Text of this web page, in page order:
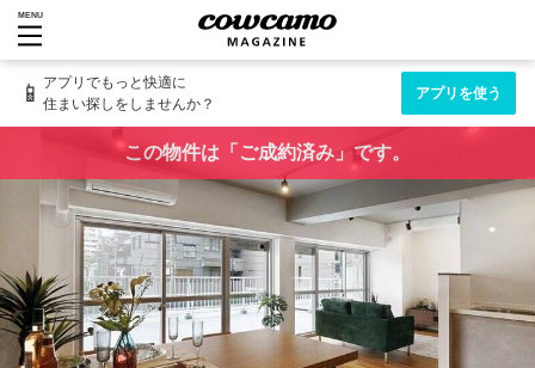
MENU
📱 アプリでもっと快適に
住まい探しをしませんか？
アプリを使う
この物件は「ご成約済み」です。